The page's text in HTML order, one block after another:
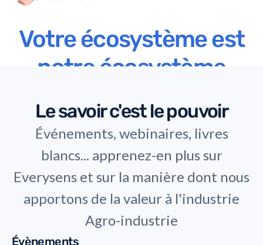
Votre écosystème est
notre écosystème
Le savoir c'est le pouvoir
Événements, webinaires, livres
blancs... apprenez-en plus sur
Everysens et sur la manière dont nous
apportons de la valeur à l'industrie
Agro-industrie
Évènements